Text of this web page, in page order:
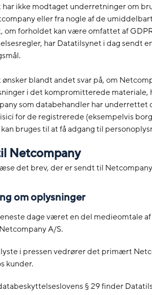
ikke modtaget underretninger om
eller fra nogle af de
om forholdet kan være omfattet af
har Datatilsynet i dag sendt
blandt andet svar på, om
i det kompromitterede materiale,
som databehandler har underrettet
for de registrerede (eksempelvis
bruges til at få adgang til
Netcompany
det brev, der er sendt til
om oplysninger
dage været en del medieomtale
A/S.
i pressen vedrører det primært
kunder.
§ 29 finder